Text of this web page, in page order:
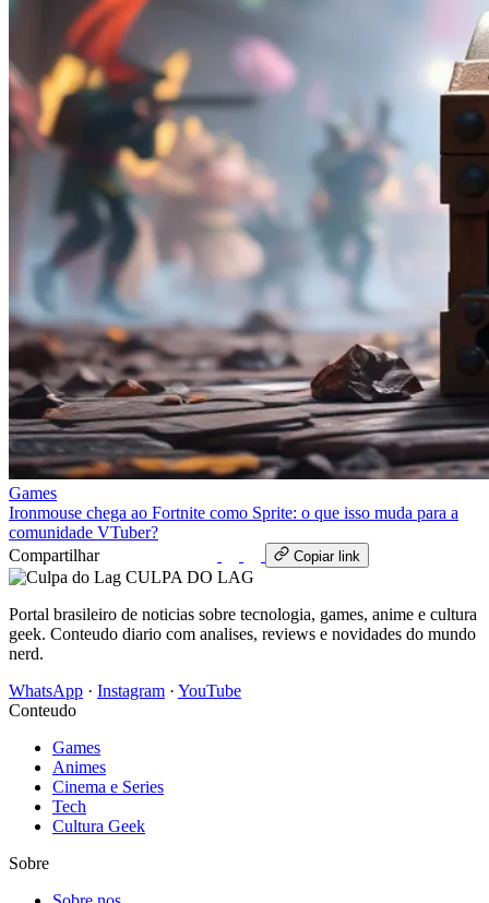
Games
Ironmouse chega ao Fortnite como Sprite: o que isso muda para a
comunidade VTuber?
Compartilhar
Copiar link
CULPA DO LAG
Portal brasileiro de noticias sobre tecnologia, games, anime e cultura
geek. Conteudo diario com analises, reviews e novidades do mundo
nerd.
WhatsApp · Instagram · YouTube
Conteudo
Games
Animes
Cinema e Series
Tech
Cultura Geek
Sobre